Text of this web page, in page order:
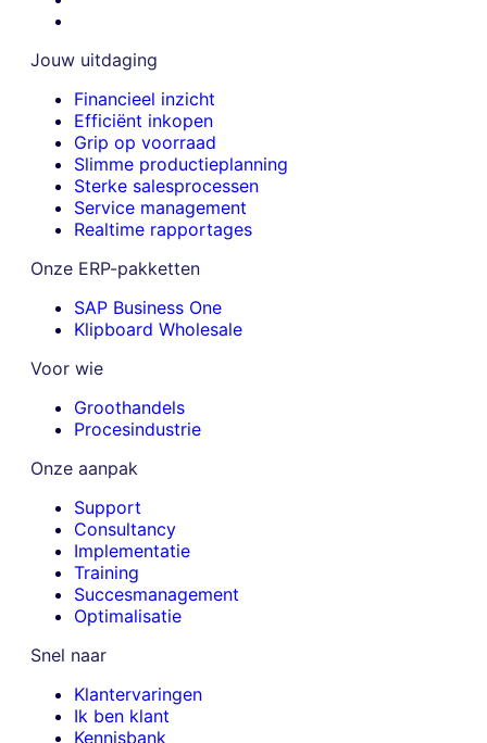
Jouw uitdaging
Financieel inzicht
Efficiënt inkopen
Grip op voorraad
Slimme productieplanning
Sterke salesprocessen
Service management
Realtime rapportages
Onze ERP-pakketten
SAP Business One
Klipboard Wholesale
Voor wie
Groothandels
Procesindustrie
Onze aanpak
Support
Consultancy
Implementatie
Training
Succesmanagement
Optimalisatie
Snel naar
Klantervaringen
Ik ben klant
Kennisbank